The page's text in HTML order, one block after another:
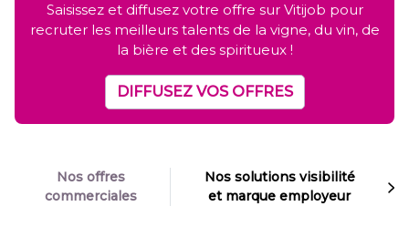
Saisissez et diffusez votre offre sur Vitijob pour
recruter les meilleurs talents de la vigne, du vin, de
la bière et des spiritueux !
DIFFUSEZ VOS OFFRES
Nos offres
commerciales
Nos solutions visibilité
et marque employeur
Previous Next